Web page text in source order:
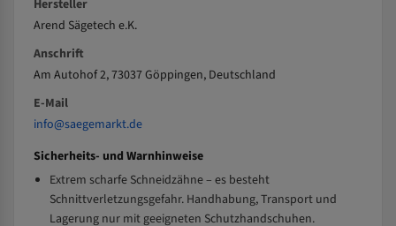
Hersteller
Arend Sägetech e.K.
Anschrift
Am Autohof 2, 73037 Göppingen, Deutschland
E-Mail
info@saegemarkt.de
Sicherheits- und Warnhinweise
Extrem scharfe Schneidzähne – es besteht
Schnittverletzungsgefahr. Handhabung, Transport und
Lagerung nur mit geeigneten Schutzhandschuhen.